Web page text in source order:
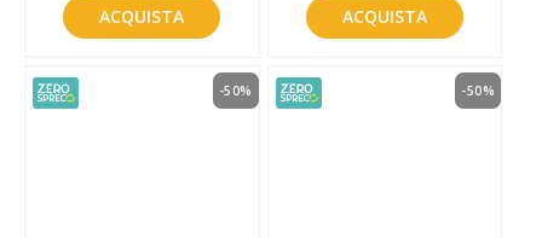
ACQUISTA ACQUISTA
-50% -50%